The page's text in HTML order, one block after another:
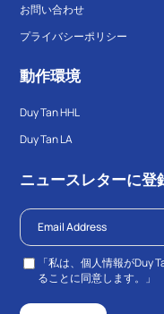
お問い合わせ
プライバシーポリシー
動作環境
Duy Tan HHL
Duy Tan LA
ニュースレターに登
「私は、個人情報がDuy
ることに同意します。」